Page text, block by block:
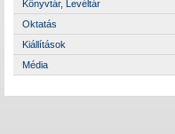
Könyvtár, Levéltár
Oktatás
Kiállítások
Média